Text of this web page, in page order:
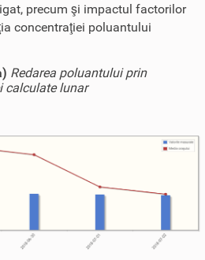
precum şi impactul factorilor
concentraţiei poluantului
Redarea poluantului prin
calculate lunar